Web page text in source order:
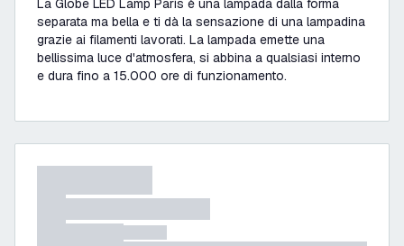
La Globe LED Lamp Paris è una lampada dalla forma
separata ma bella e ti dà la sensazione di una lampadina
grazie ai filamenti lavorati. La lampada emette una
bellissima luce d'atmosfera, si abbina a qualsiasi interno
e dura fino a 15.000 ore di funzionamento.